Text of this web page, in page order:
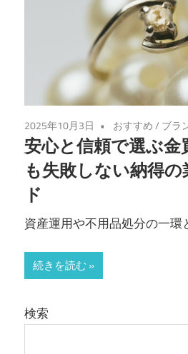
2025年10月3日 おすすめ/ ブラ
安心と信頼で選ぶ金
も失敗しない納得の
ド
資産運用や不用品処分の一環
続きを読む
検索